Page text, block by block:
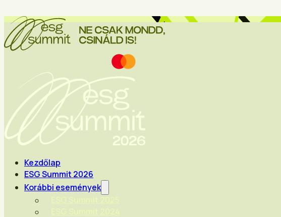
Kezdőlap
ESG Summit 2026
Korábbi események